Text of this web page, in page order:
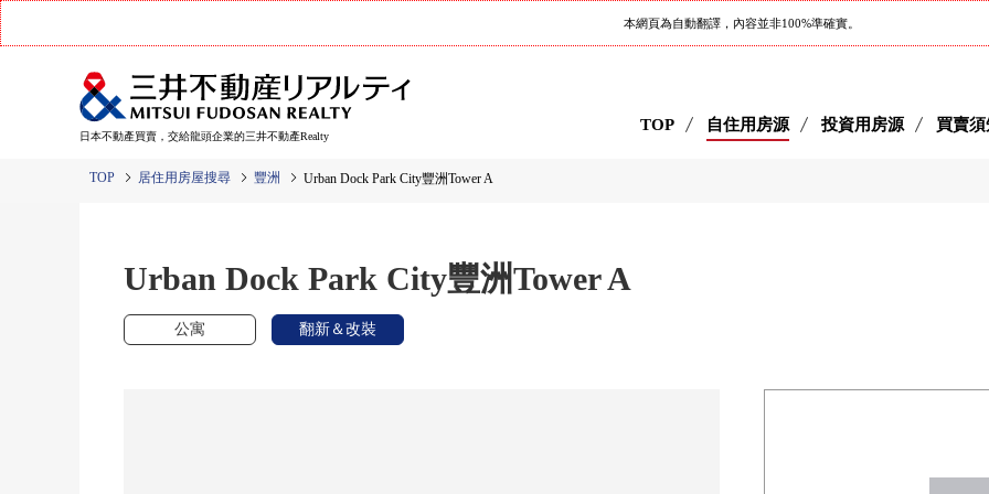
本網頁為自動翻譯，內容並非100%準確實。
日本不動產買賣，交給龍頭企業的三井不動產Realty
TOP 自住用房源 投資用房源 買賣須
TOP 居住用房屋搜尋 豐洲 Urban Dock Park City豐洲Tower A
Urban Dock Park City豐洲Tower A
公寓 翻新＆改裝